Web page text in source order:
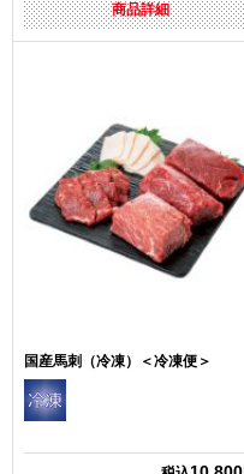
商品詳細
国産馬刺（冷凍）＜冷凍便＞